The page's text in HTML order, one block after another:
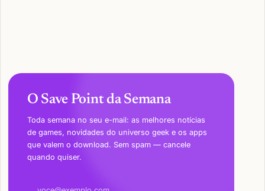
O Save Point da Semana
Toda semana no seu e-mail: as melhores notícias
de games, novidades do universo geek e os apps
que valem o download. Sem spam — cancele
quando quiser.